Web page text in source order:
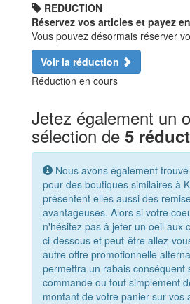
REDUCTION
Réservez vos articles et payez
Vous pouvez désormais réserver
Voir la réduction
Réduction en cours
Jetez également un
sélection de 5
Nous avons également
pour des boutiques similaires à
présentent elles aussi des
avantageuses. Alors si votre
n'hésitez pas à jeter un oeil aux
ci-dessous et peut-être allez-
autre offre promotionnelle
permettra un rabais conséquent
commande ou tout simplement
montant de votre panier sur vos